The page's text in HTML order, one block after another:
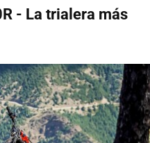
- La trialera más